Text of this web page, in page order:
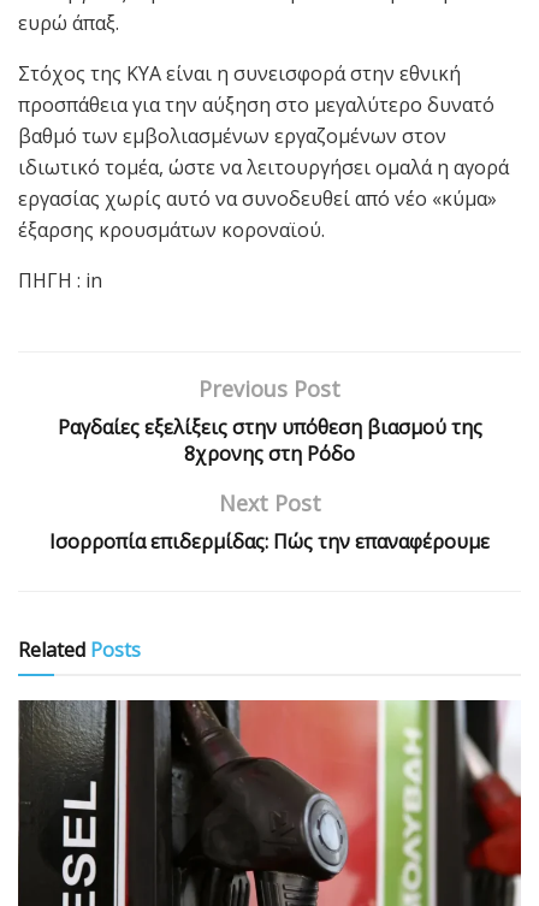
ευρώ άπαξ.
Στόχος της ΚΥΑ είναι η συνεισφορά στην εθνική
προσπάθεια για την αύξηση στο μεγαλύτερο δυνατό
βαθμό των εμβολιασμένων εργαζομένων στον
ιδιωτικό τομέα, ώστε να λειτουργήσει ομαλά η αγορά
εργασίας χωρίς αυτό να συνοδευθεί από νέο «κύμα»
έξαρσης κρουσμάτων κοροναϊού.
ΠΗΓΗ : in
Previous Post
Ραγδαίες εξελίξεις στην υπόθεση βιασμού της
8χρονης στη Ρόδο
Next Post
Ισορροπία επιδερμίδας: Πώς την επαναφέρουμε
Related Posts